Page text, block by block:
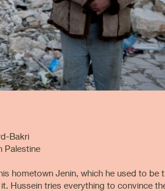
Bakri
Palestine
hometown Jenin, which he used to be
Hussein tries everything to convince